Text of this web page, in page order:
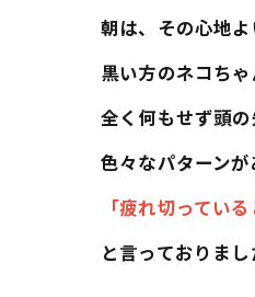
朝は、その心地よ
黒い方のネコち
全く何もせず頭
色々なパターンが
「疲れ切ってい
と言っておりまし